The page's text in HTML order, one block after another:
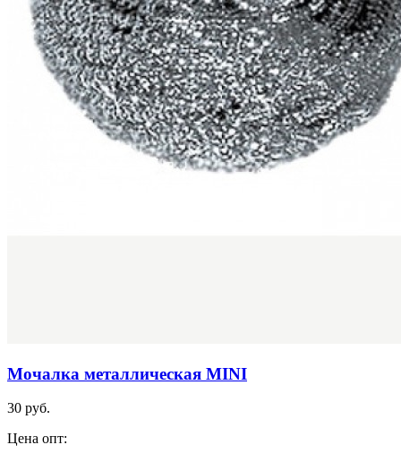
Мочалка металлическая MINI
30 руб.
Цена опт: